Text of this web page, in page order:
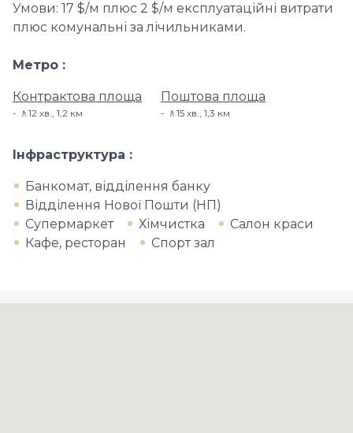
Умови: 17 $/м плюс 2 $/м експлуатаційні витрати
плюс комунальні за лічильниками.
Метро
Контрактова площа
🚶12 хв​., 1,2 км
Поштова площа
🚶15 хв​., 1,3 км
Інфраструктура
Банкомат, відділення банку
Відділення Нової Пошти (НП)
Супермаркет
Хімчистка
Салон краси
Кафе, ресторан
Спорт зал